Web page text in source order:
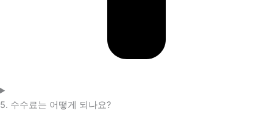
5. 수수료는 어떻게 되나요?